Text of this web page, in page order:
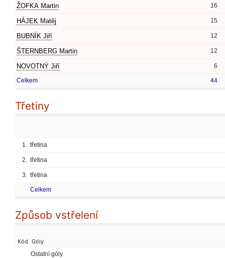
ŽOFKA Martin 16
HÁJEK Matěj 15
BUBNÍK Jiří 12
ŠTERNBERG Martin 12
NOVOTNÝ Jiří 6
Celkem 44
Třetiny
1. třetina
2. třetina
3. třetina
Celkem
Způsob vstřelení
Kód Góly
Ostatní góly